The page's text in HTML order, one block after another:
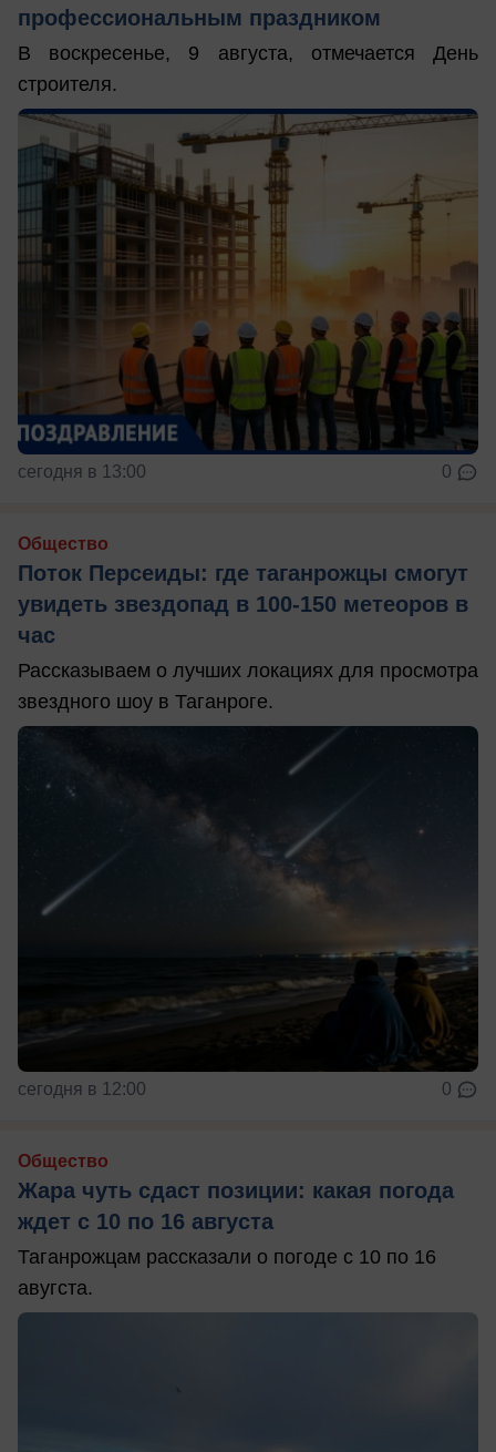
профессиональным праздником
В воскресенье, 9 августа, отмечается День
строителя.
сегодня в 13:00 0
Общество
Поток Персеиды: где таганрожцы смогут
увидеть звездопад в 100-150 метеоров в
час
Рассказываем о лучших локациях для просмотра
звездного шоу в Таганроге.
сегодня в 12:00 0
Общество
Жара чуть сдаст позиции: какая погода
ждет с 10 по 16 августа
Таганрожцам рассказали о погоде с 10 по 16
авугста.